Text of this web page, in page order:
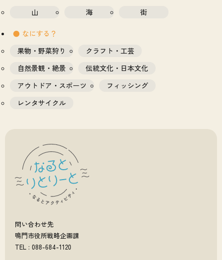
山
海 街
なにする？
果物・野菜狩り
クラフト・工芸
自然景観・絶景
伝統文化・日本文化
アウトドア・スポーツ
フィッシング
レンタサイクル
問い合わせ先
鳴門市役所戦略企画課
TEL : 088-684-1120